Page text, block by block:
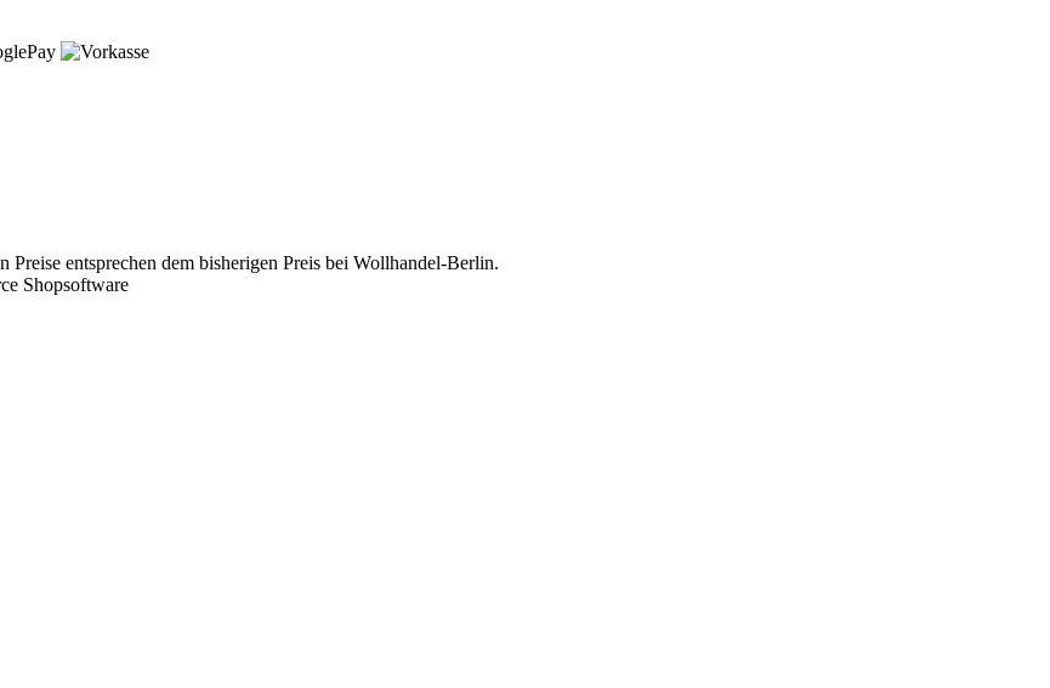
Preise entsprechen dem bisherigen Preis bei Wollhandel-Berlin.
Shopsoftware